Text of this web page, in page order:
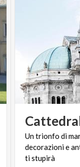
Un trionfo di
decorazioni e
ti stupirà